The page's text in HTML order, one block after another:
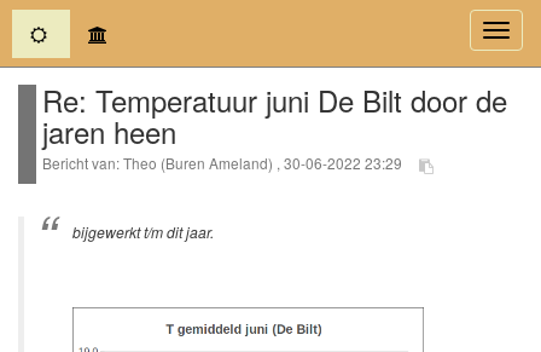
(current)
Re: Temperatuur juni De Bilt door de
jaren heen
Bericht van: Theo (Buren Ameland) , 30-06-2022 23:29
bijgewerkt t/m dit jaar.